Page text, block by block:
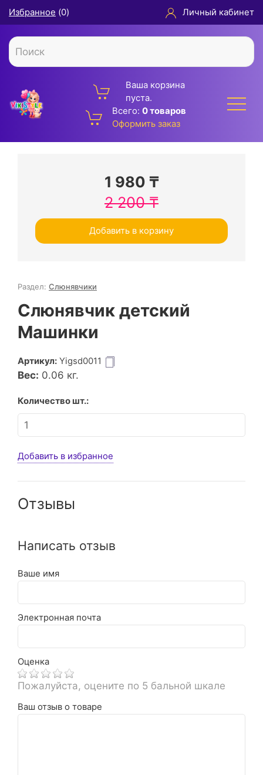
Избранное (0) Личный кабинет
Ваша корзина
пуста.
Всего: 0 товаров
Оформить заказ
1 980 ₸
2 200₸
Добавить в корзину
Раздел: Слюнявчики
Слюнявчик детский
Машинки
Артикул: Yigsd0011
Вес: 0.06 кг.
Количество шт.:
Добавить в избранное
Отзывы
Написать отзыв
Ваше имя
Электронная почта
Оценка
Пожалуйста, оцените по 5 бальной шкале
Ваш отзыв о товаре